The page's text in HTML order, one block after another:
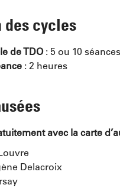
des cycles
de TDO: 5 ou 10 séances
: 2 heures
avec la carte
Delacroix